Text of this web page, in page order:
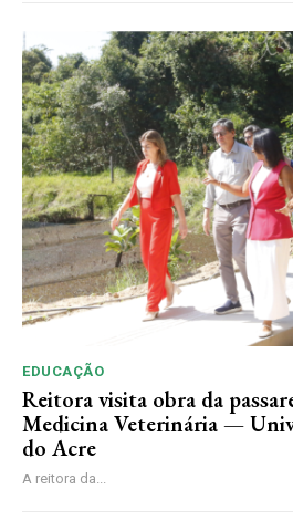
EDUCAÇÃO
Reitora visita obra da
Medicina Veterinária —
do Acre
A reitora da...